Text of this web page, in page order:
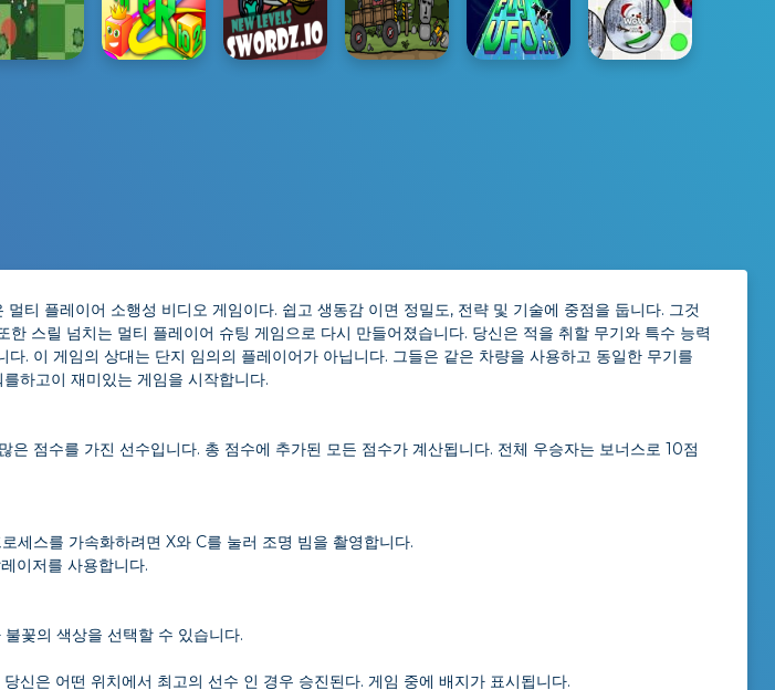
티 플레이어 소행성 비디오 게임이다. 쉽고 생동감 이면 정밀도, 전략 및 기술에 중점을 둡니다. 그것
스릴 넘치는 멀티 플레이어 슈팅 게임으로 다시 만들어졌습니다. 당신은 적을 취할 무기와 특수 능력
. 이 게임의 상대는 단지 임의의 플레이어가 아닙니다. 그들은 같은 차량을 사용하고 동일한 무기를
하고이 재미있는 게임을 시작합니다.
점수를 가진 선수입니다. 총 점수에 추가된 모든 점수가 계산됩니다. 전체 우승자는 보너스로 10점
세스를 가속화하려면 X와 C를 눌러 조명 빔을 촬영합니다.
이저를 사용합니다.
꽃의 색상을 선택할 수 있습니다.
신은 어떤 위치에서 최고의 선수 인 경우 승진된다. 게임 중에 배지가 표시됩니다.